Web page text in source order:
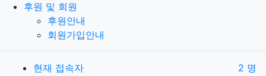
후원 및 회원
후원안내
회원가입안내
현재 접속자 2 명